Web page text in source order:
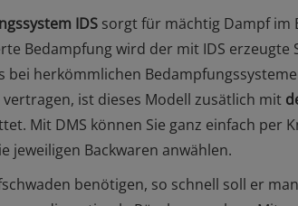
IDS sorgt für mächtig Dampf im
Bedampfung wird der mit IDS erzeugte
bei herkömmlichen
ist dieses Modell zusätlich mit
Mit DMS können Sie ganz einfach per
jeweiligen Backwaren anwählen.
benötigen, so schnell soll er